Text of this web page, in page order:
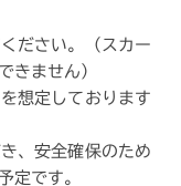
ださい。（スカー
きません）
想定しております
、安全確保のため
定です。